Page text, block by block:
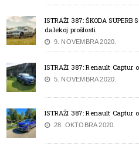
ISTRAŽI 387: ŠKODA
dalekoj prošlosti
9. NOVEMBRA 2020.
ISTRAŽI 387: Renault Captur
5. NOVEMBRA 2020.
ISTRAŽI 387: Renault Captur
28. OKTOBRA 2020.